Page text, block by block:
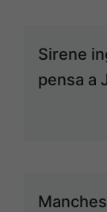
Sirene
pensa a